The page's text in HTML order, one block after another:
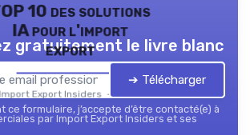
10 des solutions
IA pour l'import
export
Import Export Insiders — 2026
gratuitement le livre blanc
➔ Télécharger
ce formulaire, j’accepte d’être contacté(e) à
par Import Export Insiders et ses